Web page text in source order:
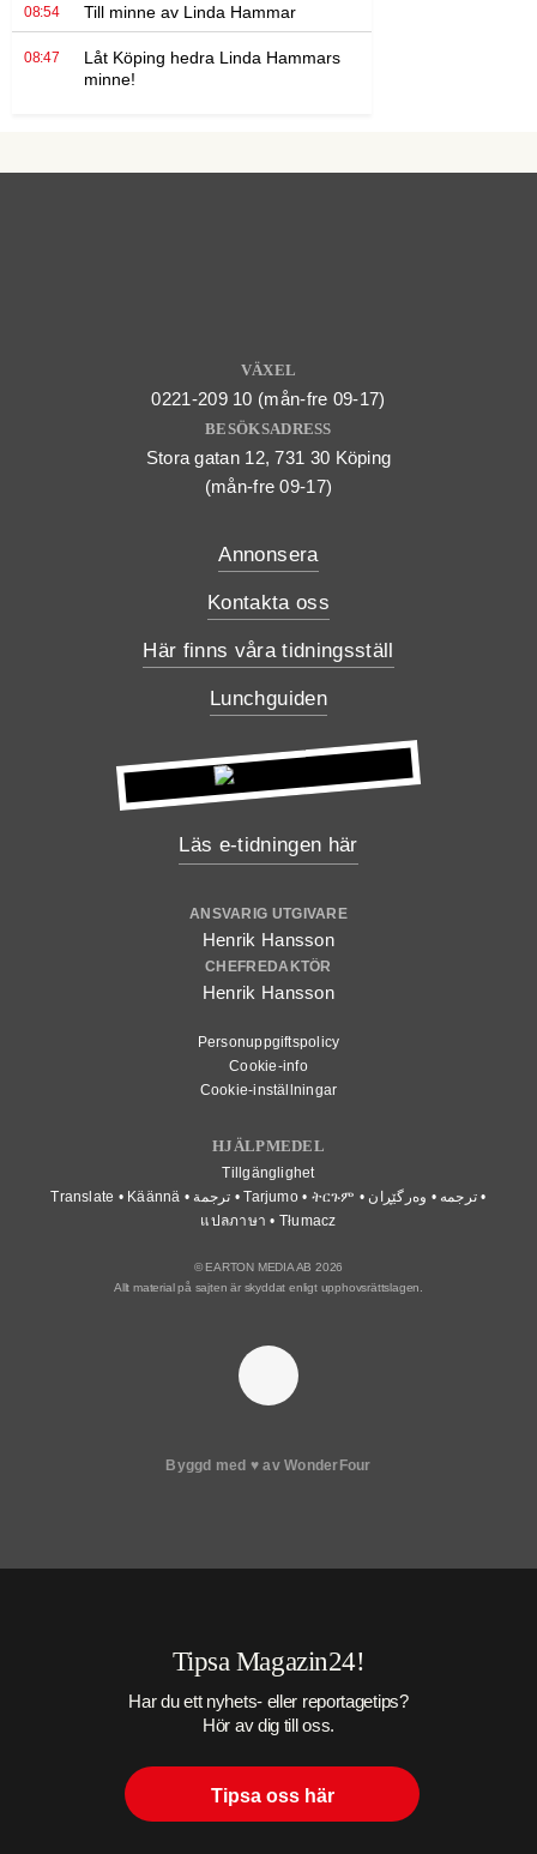
08:54 Till minne av Linda Hammar
08:47
Låt Köping hedra Linda Hammars
minne!
VÄXEL
0221-209 10 (mån-fre 09-17)
BESÖKSADRESS
Stora gatan 12, 731 30 Köping
(mån-fre 09-17)
Annonsera
Kontakta oss
Här finns våra tidningsställ
Lunchguiden
Läs e-tidningen här
ANSVARIG UTGIVARE
Henrik Hansson
CHEFREDAKTÖR
Henrik Hansson
Personuppgiftspolicy
Cookie-info
Cookie-inställningar
HJÄLPMEDEL
Tillgänglighet
Translate • Käännä • ترجمة • Tarjumo • ትርጉም • ترجمه • وەرگێڕان •
แปลภาษา • Tłumacz
© EARTON MEDIA AB 2026
Allt material på sajten är skyddat enligt upphovsrättslagen.
Byggd med ♥ avWonderFour
Tipsa Magazin24!
Har du ett nyhets- eller reportagetips?
Hör av dig till oss.
Tipsa oss här